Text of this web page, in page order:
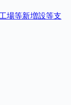
場等新増設等支